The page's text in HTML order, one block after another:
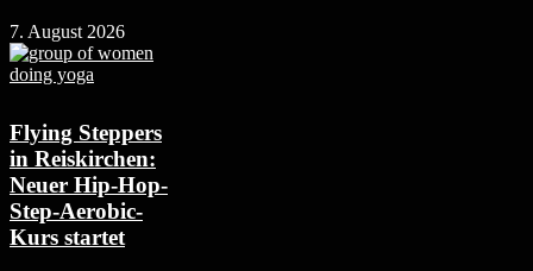
7. August 2026
Flying Steppers
in Reiskirchen:
Neuer Hip-Hop-
Step-Aerobic-
Kurs startet